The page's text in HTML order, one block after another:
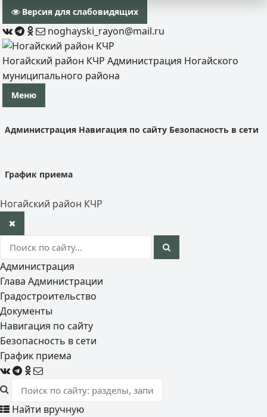
Версия для слабовидящих
noghayski_rayon@mail.ru
Ногайский район КЧР Администрация Ногайского
муниципального района
Меню
Администрация Навигация по сайту Безопасность в сети
График приема
Ногайский район КЧР
Администрация
Глава Администрации
Градостроительство
Документы
Навигация по сайту
Безопасность в сети
График приема
Найти вручную